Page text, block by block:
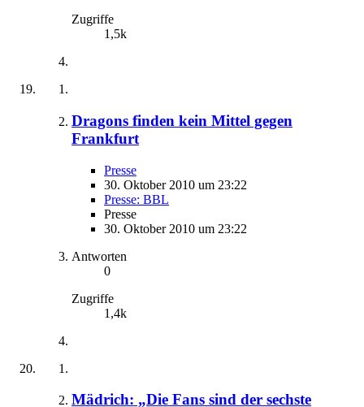
Zugriffe
1,5k
Dragons finden kein Mittel gegen
Frankfurt
Presse
30. Oktober 2010 um 23:22
Presse: BBL
Presse
30. Oktober 2010 um 23:22
Antworten
0
Zugriffe
1,4k
Mädrich: „Die Fans sind der sechste